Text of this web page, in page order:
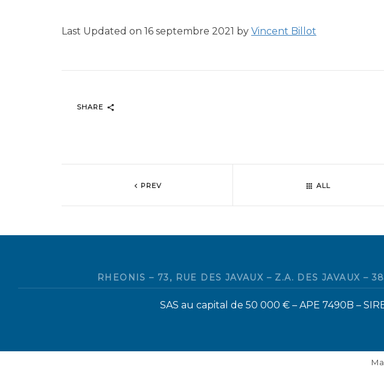
Last Updated on 16 septembre 2021 by Vincent Billot
SHARE
PREV ALL
RHEONIS – 73, RUE DES JAVAUX – Z.A. DES JAVAUX –
SAS au capital de 50 000 € – APE 7490B –